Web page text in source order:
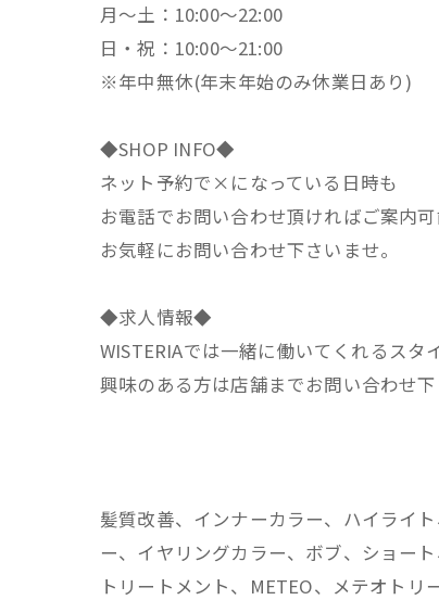
月～土：10:00～22:00
日・祝：10:00～21:00
※年中無休(年末年始のみ休業日あり)
◆SHOP INFO◆
ネット予約で×になっている日時も
お電話でお問い合わせ頂ければご案内可
お気軽にお問い合わせ下さいませ。
◆求人情報◆
WISTERIAでは一緒に働いてくれるスタ
興味のある方は店舗までお問い合わせ下
髪質改善、インナーカラー、ハイライ
ー、イヤリングカラー、ボブ、ショー
トリートメント、METEO、メテオト